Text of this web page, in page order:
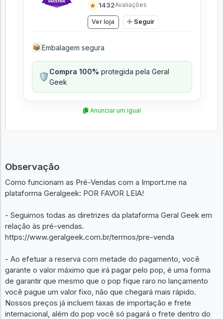
★ 1432Avaliações
Ver loja Seguir
📦 Embalagem segura
🛡️Compra 100% protegida pela Geral
Geek
Anunciar um igual
Observação
Como funcionam as Pré-Vendas com a Import.me na
plataforma Geralgeek: POR FAVOR LEIA!
- Seguimos todas as diretrizes da plataforma Geral Geek em
relação às pré-vendas.
https://www.geralgeek.com.br/termos/pre-venda
- Ao efetuar a reserva com metade do pagamento, você
garante o valor máximo que irá pagar pelo pop, é uma forma
de garantir que mesmo que o pop fique raro no lançamento
você pague um valor fixo, não que chegará mais rápido.
Nossos preços já incluem taxas de importação e frete
internacional, além do pop você só pagará o frete dentro do